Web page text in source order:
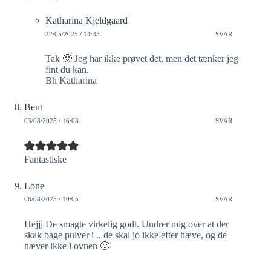
Katharina Kjeldgaard
22/05/2025 / 14:33 SVAR
Tak 🙂 Jeg har ikke prøvet det, men det tænker jeg
fint du kan.
Bh Katharina
Bent
03/08/2025 / 16:08 SVAR
Fantastiske
Lone
06/08/2025 / 10:05 SVAR
Hejjj De smagte virkelig godt. Undrer mig over at der
skak bage pulver i .. de skal jo ikke efter hæve, og de
hæver ikke i ovnen 🙂